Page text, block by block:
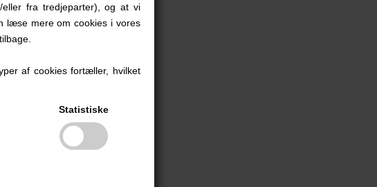
fra tredjeparter), og at vi
læse mere om cookies i vores
af cookies fortæller, hvilket
Statistiske